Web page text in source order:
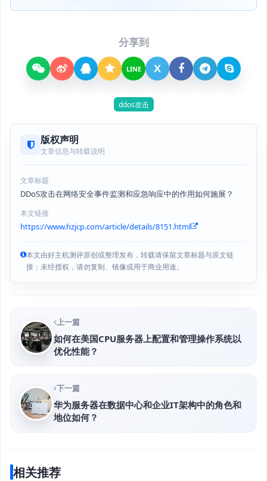
分享到
LINE X
ddos攻击
版权声明
文章信息与转载说明
文章标题
DDoS攻击在网络安全事件监测和应急响应中的作用如何施展？
本文链接
https://www.hzjcp.com/article/details/8151.html
本文由好主机测评原创或整理发布，转载请保留文章标题与原文链
接；未经授权，请勿复制、镜像或用于商业用途。
上一篇
如何在美国CPU服务器上配置和管理操作系统以
优化性能？
下一篇
华为服务器在数据中心和企业IT架构中的角色和
地位如何？
相关推荐